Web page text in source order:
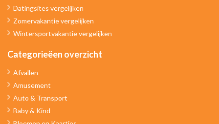
Datingsites vergelijken
Zomervakantie vergelijken
Wintersportvakantie vergelijken
Categorieëen overzicht
Afvallen
Amusement
Auto & Transport
Baby & Kind